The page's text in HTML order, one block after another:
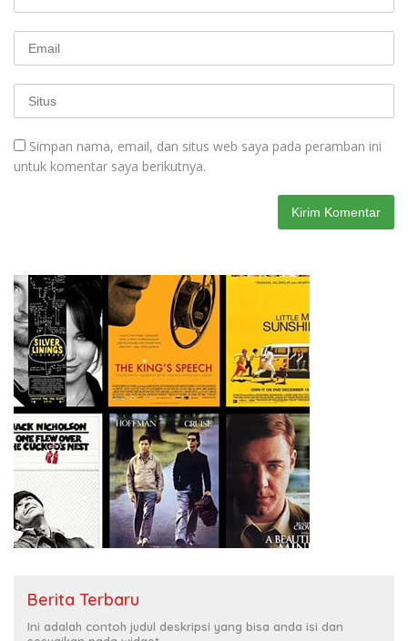
Simpan nama, email, dan situs web saya pada peramban ini
untuk komentar saya berikutnya.
Berita Terbaru
Ini adalah contoh judul deskripsi yang bisa anda isi dan